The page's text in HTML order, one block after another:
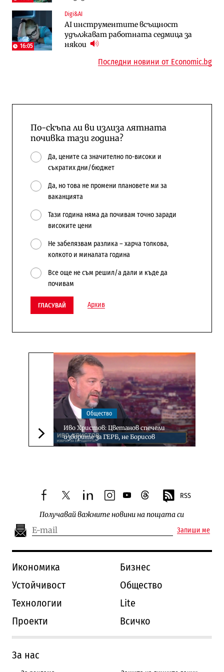
16:05
Digi&AI
AI инструментите всъщност
удължават работната седмица за
някои
Пазарът на труда продължава да се
охлажда, а три сектора го дърпат
надолу
Интервю | Истинската иновация идва
от решаването на реални проблеми на
потребителите
Последни новини от Economic.bg
По-скъпа ли ви излиза лятната
почивка тази година?
Да, цените са значително по-високи и
съкратих дни/бюджет
Да, но това не промени плановете ми за
ваканцията
Тази година няма да почивам точно заради
високите цени
Не забелязвам разлика – харча толкова,
колкото и миналата година
Все още не съм решил/а дали и къде да
почивам
ГЛАСУВАЙ Архив
Следваща новина
Общество
Иво Христов: Цветанов спечели
изборите за ГЕРБ, не Борисов
facebooktwitterlinkedininstagram
youtubethreads RSS
Получавай важните новини на пощата си
Запиши ме
Икономика
Бизнес
Устойчивост
Общество
Технологии
Lite
Проекти
Всичко
За нас